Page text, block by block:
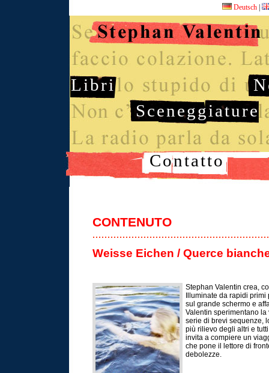
Deutsch
Libri
Sceneggiature
Contatto
CONTENUTO
Weisse Eichen / Querce
Stephan Valentin crea,
Illuminate da rapidi primi
sul grande schermo e
Valentin sperimentano
serie di brevi sequenze,
più rilievo degli altri e
invita a compiere un
che pone il lettore di
debolezze.